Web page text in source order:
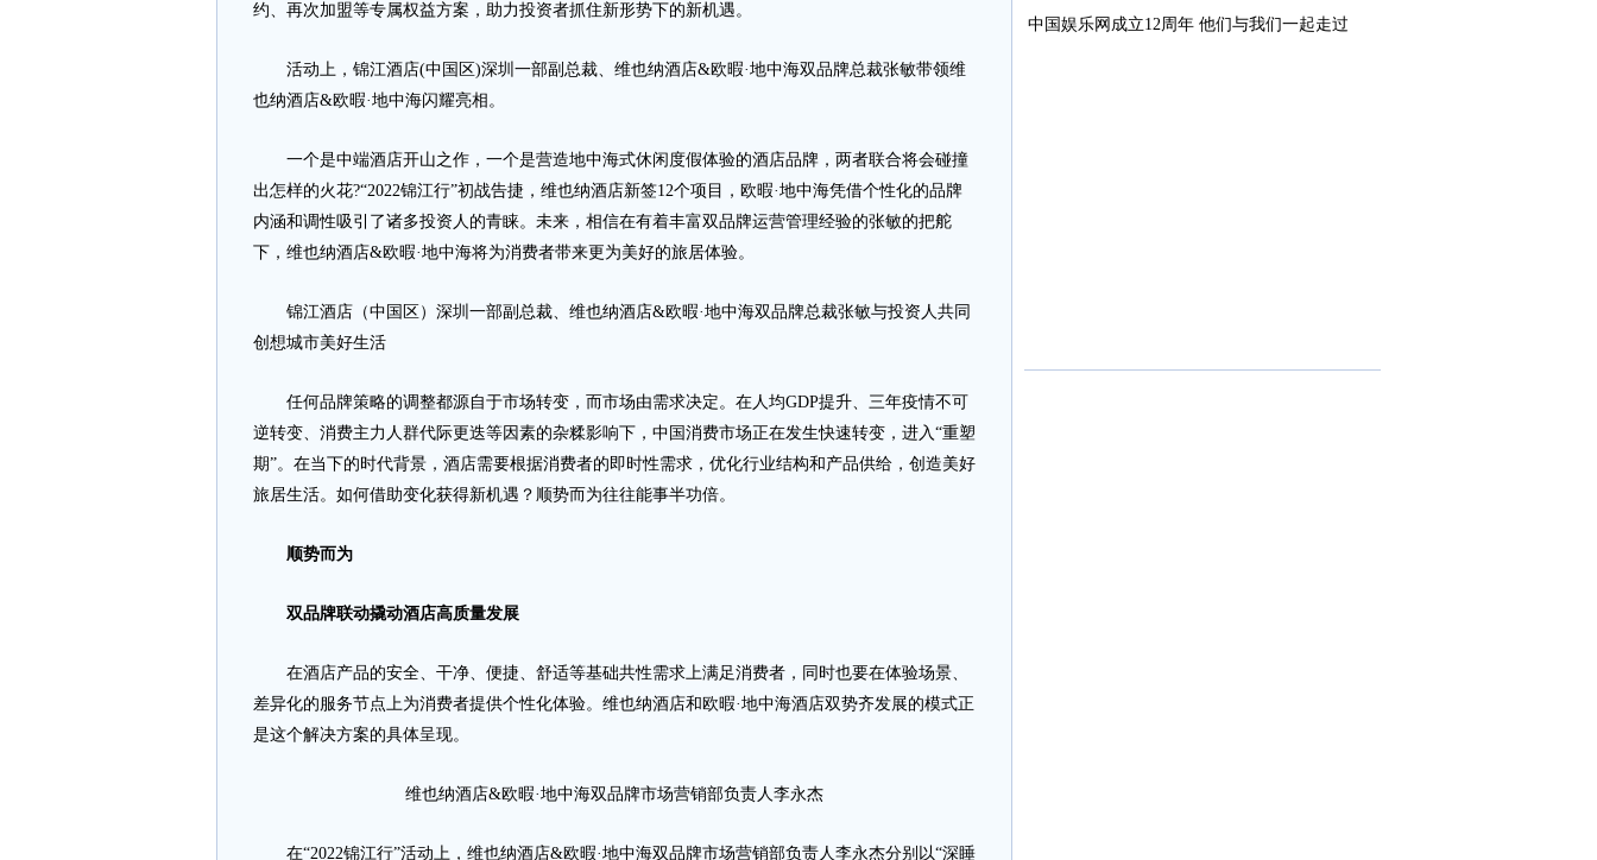
约、再次加盟等专属权益方案，助力投资者抓住新形势下的新机遇。
活动上，锦江酒店(中国区)深圳一部副总裁、维也纳酒店&欧暇·地中海双品牌总裁张敏带领维
也纳酒店&欧暇·地中海闪耀亮相。
一个是中端酒店开山之作，一个是营造地中海式休闲度假体验的酒店品牌，两者联合将会碰撞
出怎样的火花?“2022锦江行”初战告捷，维也纳酒店新签12个项目，欧暇·地中海凭借个性化的品牌
内涵和调性吸引了诸多投资人的青睐。未来，相信在有着丰富双品牌运营管理经验的张敏的把舵
下，维也纳酒店&欧暇·地中海将为消费者带来更为美好的旅居体验。
锦江酒店（中国区）深圳一部副总裁、维也纳酒店&欧暇·地中海双品牌总裁张敏与投资人共同
创想城市美好生活
任何品牌策略的调整都源自于市场转变，而市场由需求决定。在人均GDP提升、三年疫情不可
逆转变、消费主力人群代际更迭等因素的杂糅影响下，中国消费市场正在发生快速转变，进入“重塑
期”。在当下的时代背景，酒店需要根据消费者的即时性需求，优化行业结构和产品供给，创造美好
旅居生活。如何借助变化获得新机遇？顺势而为往往能事半功倍。
顺势而为
双品牌联动撬动酒店高质量发展
在酒店产品的安全、干净、便捷、舒适等基础共性需求上满足消费者，同时也要在体验场景、
差异化的服务节点上为消费者提供个性化体验。维也纳酒店和欧暇·地中海酒店双势齐发展的模式正
是这个解决方案的具体呈现。
维也纳酒店&欧暇·地中海双品牌市场营销部负责人李永杰
在“2022锦江行”活动上，维也纳酒店&欧暇·地中海双品牌市场营销部负责人李永杰分别以“深睡